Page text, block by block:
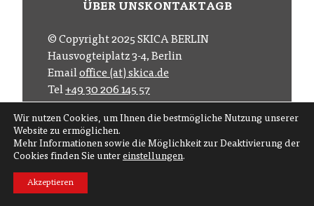
Wir nutzen Cookies, um Ihnen die bestmögliche Nutzung unserer
Website zu ermöglichen.
Mehr Informationen sowie die Möglichkeit zur Deaktivierung der
Cookies finden Sie unter einstellungen.
Akzeptieren
ÜBER UNSKONTAKTAGB
© Copyright 2025 SKICA BERLIN
Hausvogteiplatz 3-4, Berlin
Emailoffice (at) skica.de
Tel+49 30 206 145 57
Folgen Sie uns auf
Abonnieren Sie